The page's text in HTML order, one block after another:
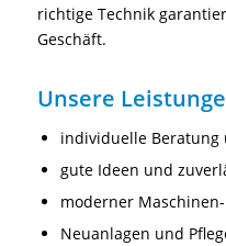
richtige Technik
Geschäft.
Unsere
individuelle Beratung
gute Ideen und
moderner
Neuanlagen und